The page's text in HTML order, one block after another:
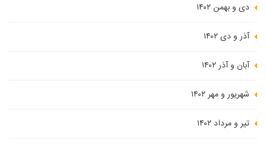
دی و بهمن ۱۴۰۲
آذر و دی ۱۴۰۲
آبان و آذر ۱۴۰۲
شهریور و مهر ۱۴۰۲
تیر و مرداد ۱۴۰۲